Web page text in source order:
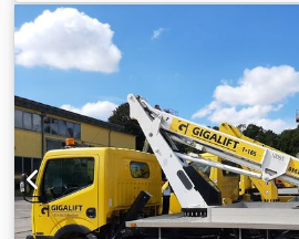
Technische Daten Arbeitshöhe:
14,50 m Seitliche Reichweite: 10,70
° Korbdrehung: 2 x 60 °
6,35 m Breite: 2,15 m
Arbeitskorb: 1,40 m x 0,70 m
Abstützung: A-Stützen Stützweite:
hinten Antrieb: Diesel
Verbindung zum Arbeitskorb
Arbeitsbühne Führerscheinklasse
TÜV: gültig bis 11/2027 UVV: gültig